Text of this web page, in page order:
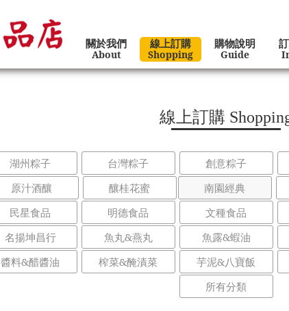
關於我們
About
線上訂購
Shopping
購物說明
Guide
線上訂購
湖州粽子 台灣粽子 創意粽子
原汁酒釀 釀桂花蜜 南園經典
民星食品 明德食品 文種食品
名揚坤昌行 魚丸&燕丸 魚露&蝦油
醬料&醋醬油 榨菜&醃漬菜 芋泥&八寶飯
所有分類